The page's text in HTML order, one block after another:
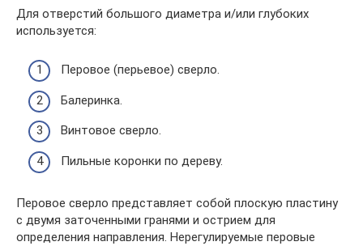
Для отверстий большого диаметра и/или глубоких
используется:
Перовое (перьевое) сверло.
Балеринка.
Винтовое сверло.
Пильные коронки по дереву.
Перовое сверло представляет собой плоскую пластину
с двумя заточенными гранями и острием для
определения направления. Нерегулируемые перовые